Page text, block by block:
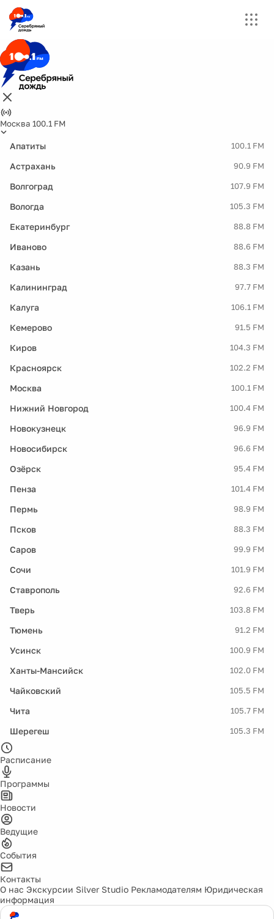
Москва 100.1 FM
Апатиты 100.1 FM
Астрахань 90.9 FM
Волгоград 107.9 FM
Вологда 105.3 FM
Екатеринбург 88.8 FM
Иваново 88.6 FM
Казань 88.3 FM
Калининград 97.7 FM
Калуга 106.1 FM
Кемерово 91.5 FM
Киров 104.3 FM
Красноярск 102.2 FM
Москва 100.1 FM
Нижний Новгород 100.4 FM
Новокузнецк 96.9 FM
Новосибирск 96.6 FM
Озёрск 95.4 FM
Пенза 101.4 FM
Пермь 98.9 FM
Псков 88.3 FM
Саров 99.9 FM
Сочи 101.9 FM
Ставрополь 92.6 FM
Тверь 103.8 FM
Тюмень 91.2 FM
Усинск 100.9 FM
Ханты-Мансийск 102.0 FM
Чайковский 105.5 FM
Чита 105.7 FM
Шерегеш 105.3 FM
Расписание
Программы
Новости
Ведущие
События
Контакты
О нас Экскурсии Silver Studio Рекламодателям Юридическая
информация